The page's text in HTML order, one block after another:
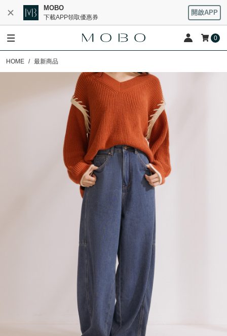
MOBO
下載APP領取優惠券
開啟APP
0
HOME 最新商品